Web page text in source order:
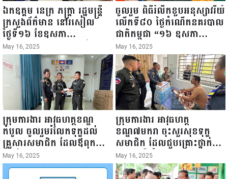
ឯកឧត្តម នេត្រ ភក្ត្រា រដ្ឋមន្ត្រី
ក្រសួងព័ត៌មាន នៅរសៀល
ថ្ងៃទី១៦ ខែឧសភា
ឆ្នាំ២០២៥នេះ បានអញ្ជើញចុះ
ធ្វើជំរឿនថ្នាក់ដឹកនាំមន្ត្រីរាជ
ការស៉ីវិល នៃក្រសួងព័ត៌មាន...
May 16, 2025
ចូលរួម ពិធីរំលឹកខួបអនុស្សាវរីយ៍
លើកទី៨០ ថ្ងៃកំណើតនគរបាល
ជាតិកម្ពុជា “១៦ ឧសភា
១៩៤៥ ~ ១៦ ឧសភា
២០២៥”...
May 16, 2025
ក្រុមការងារ អាវុធហត្ថខណ្ឌ
កំបូល ចូលរួមរំលែកទុក្ខដល់
គ្រួសារសមាជិក ដែលឪពុកក្មេក
របស់លោកទទួលមរណៈភាព!
May 16, 2025
ក្រុមការងារ អាវុធហត្ថ
ខណ្ឌ៧មករា ចុះសួរសុខទុក្ខ
សមាជិក ដែលជួបគ្រោះថ្នាក់
ចរាចរណ៍ កំពុងសម្រាកព្យាបាល
នៅមន្ទីរពេទ្យ!
May 16, 2025